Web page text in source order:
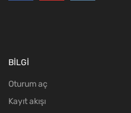
BİLGİ
Oturum aç
Kayıt akışı